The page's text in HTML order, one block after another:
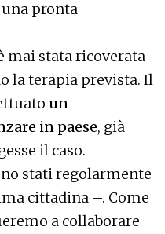
pronta
mai stata ricoverata
la terapia prevista. Il
un
in paese, già
il caso.
stati regolarmente
cittadina –. Come
a collaborare